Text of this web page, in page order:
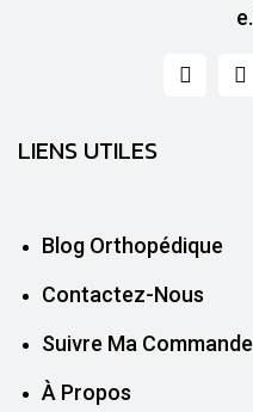
LIENS UTILES
Blog Orthopédique
Contactez-Nous
Suivre Ma Commande
À Propos